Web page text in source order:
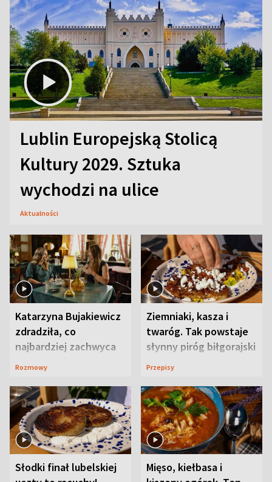
Lublin Europejską Stolicą
Kultury 2029. Sztuka
wychodzi na ulice
Aktualności
Katarzyna Bujakiewicz
zdradziła, co
najbardziej zachwyca
ją w Lublinie
Rozmowy
Ziemniaki, kasza i
twaróg. Tak powstaje
słynny piróg biłgorajski
Przepisy
Słodki finał lubelskiej
Mięso, kiełbasa i